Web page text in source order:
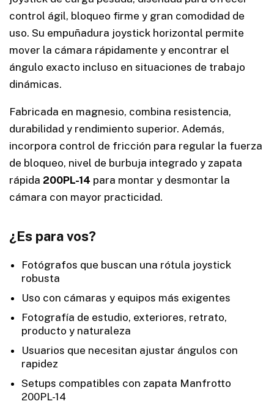
control ágil, bloqueo firme y gran comodidad de
uso. Su empuñadura joystick horizontal permite
mover la cámara rápidamente y encontrar el
ángulo exacto incluso en situaciones de trabajo
dinámicas.
Fabricada en magnesio, combina resistencia,
durabilidad y rendimiento superior. Además,
incorpora control de fricción para regular la fuerza
de bloqueo, nivel de burbuja integrado y zapata
rápida 200PL-14 para montar y desmontar la
cámara con mayor practicidad.
¿Es para vos?
Fotógrafos que buscan una rótula joystick
robusta
Uso con cámaras y equipos más exigentes
Fotografía de estudio, exteriores, retrato,
producto y naturaleza
Usuarios que necesitan ajustar ángulos con
rapidez
Setups compatibles con zapata Manfrotto
200PL-14